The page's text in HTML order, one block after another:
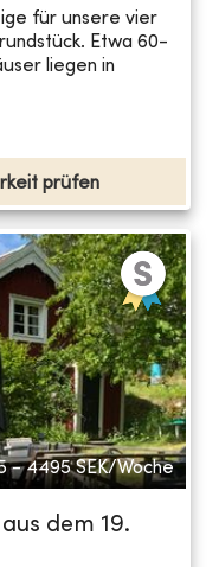
für unsere vier
Etwa 60-
liegen in
prüfen
- 4495 SEK/Woche
dem 19.